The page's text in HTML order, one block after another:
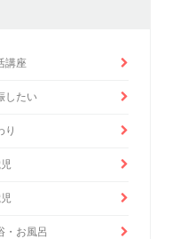
講座
したい
り
・お風呂